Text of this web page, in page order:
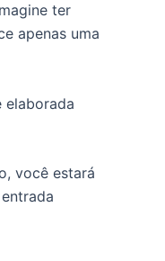
ter
apenas uma
elaborada
você estará